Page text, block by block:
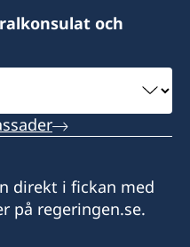
och
direkt i fickan med
på regeringen.se.